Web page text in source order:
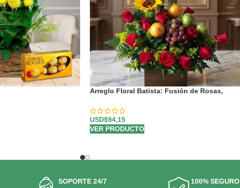
Arreglo Floral Batista: Fusión de Rosas,
USD$94,15
VER PRODUCTO
SOPORTE 24/7
100% SEGURO